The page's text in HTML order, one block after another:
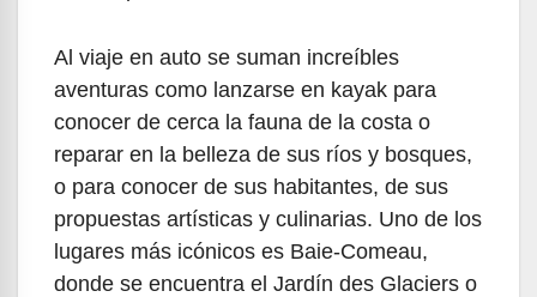
Al viaje en auto se suman increíbles
aventuras como lanzarse en kayak para
conocer de cerca la fauna de la costa o
reparar en la belleza de sus ríos y bosques,
o para conocer de sus habitantes, de sus
propuestas artísticas y culinarias. Uno de los
lugares más icónicos es Baie-Comeau,
donde se encuentra el Jardín des Glaciers o